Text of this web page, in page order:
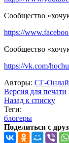
Сообщество
https://
Сообщество
https://vk.com/
Авторы: СГ-
Версия для печати
Назад к списку
Теги:
блогеры
Поделиться с